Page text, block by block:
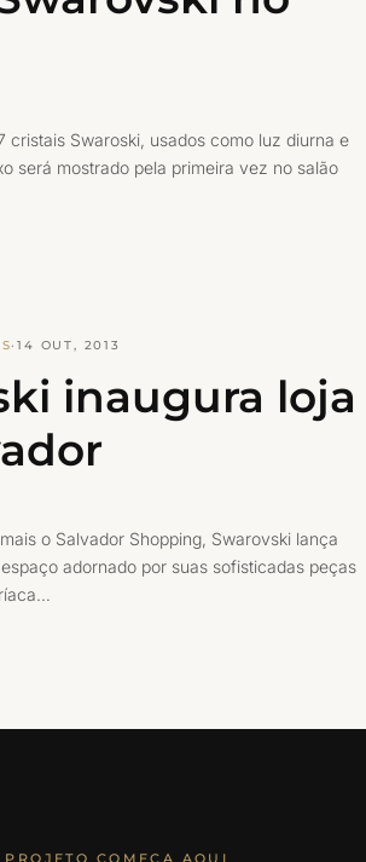
cristais Swaroski, usados como luz diurna e
será mostrado pela primeira vez no salão
·14 OUT, 2013
inaugura loja
o Salvador Shopping, Swarovski lança
adornado por suas sofisticadas peças
PROJETO COMEÇA AQUI